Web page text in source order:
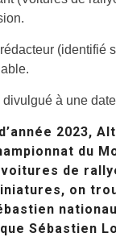
(identifié
divulgué à une
2023,
du
de
on
Sébastien